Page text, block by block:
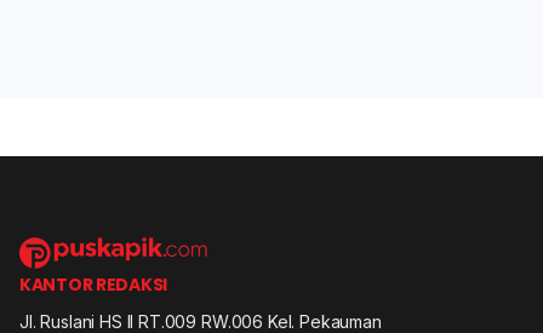
KANTOR REDAKSI
Jl. Ruslani HS II RT.009 RW.006 Kel. Pekauman